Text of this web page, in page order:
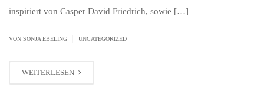
inspiriert von Casper David Friedrich, sowie […]
VON SONJA EBELING UNCATEGORIZED
WEITERLESEN